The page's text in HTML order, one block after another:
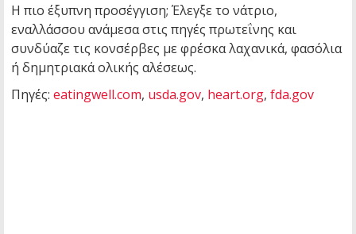
Η πιο έξυπνη προσέγγιση; Έλεγξε το νάτριο,
εναλλάσσου ανάμεσα στις πηγές πρωτεΐνης και
συνδύαζε τις κονσέρβες με φρέσκα λαχανικά, φασόλια
ή δημητριακά ολικής αλέσεως.
Πηγές: eatingwell.com, usda.gov, heart.org, fda.gov